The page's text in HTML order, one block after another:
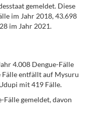
gemeldet. Diese
im Jahr 2018, 43.698
im Jahr 2021.
4.008 Dengue-Fälle
Fälle entfällt auf Mysuru
mit 419 Fälle.
Fälle gemeldet, davon